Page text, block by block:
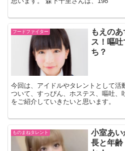
フードファイター
もえの
ス！嘔
ち？
今回は、アイドルやタレントとして活
ついて、すっぴん、ホステス、嘔吐、
をご紹介していきたいと思います。
ものまねタレント
小室あ
長と年齢